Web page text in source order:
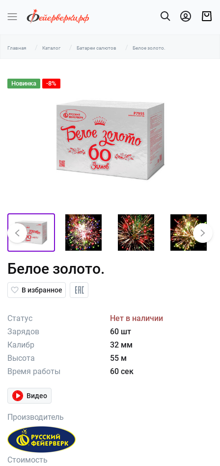
Главная Каталог Батареи салютов Белое золото.
Новинка -8%
Белое золото.
В избранное
Статус
Нет в наличии
Зарядов
60 шт
Калибр
32 мм
Высота
55 м
Время работы
60 сек
Видео
Производитель
Стоимость